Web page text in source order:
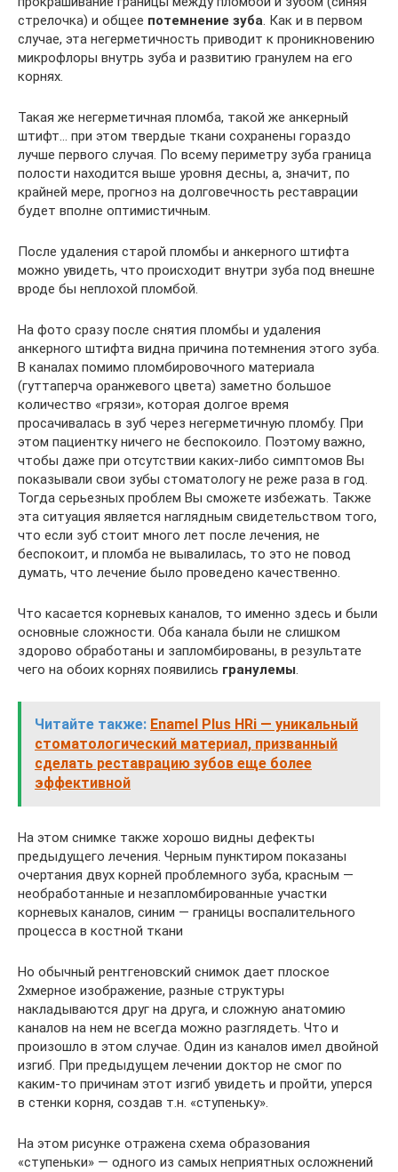
стрелочка) и общее потемнение зуба. Как и в первом
случае, эта негерметичность приводит к проникновению
микрофлоры внутрь зуба и развитию гранулем на его
корнях.
Такая же негерметичная пломба, такой же анкерный
штифт… при этом твердые ткани сохранены гораздо
лучше первого случая. По всему периметру зуба граница
полости находится выше уровня десны, а, значит, по
крайней мере, прогноз на долговечность реставрации
будет вполне оптимистичным.
После удаления старой пломбы и анкерного штифта
можно увидеть, что происходит внутри зуба под внешне
вроде бы неплохой пломбой.
На фото сразу после снятия пломбы и удаления
анкерного штифта видна причина потемнения этого зуба.
В каналах помимо пломбировочного материала
(гуттаперча оранжевого цвета) заметно большое
количество «грязи», которая долгое время
просачивалась в зуб через негерметичную пломбу. При
этом пациентку ничего не беспокоило. Поэтому важно,
чтобы даже при отсутствии каких-либо симптомов Вы
показывали свои зубы стоматологу не реже раза в год.
Тогда серьезных проблем Вы сможете избежать. Также
эта ситуация является наглядным свидетельством того,
что если зуб стоит много лет после лечения, не
беспокоит, и пломба не вывалилась, то это не повод
думать, что лечение было проведено качественно.
Что касается корневых каналов, то именно здесь и были
основные сложности. Оба канала были не слишком
здорово обработаны и запломбированы, в результате
чего на обоих корнях появились гранулемы.
Читайте также: Enamel Plus HRi — уникальный
стоматологический материал, призванный
сделать реставрацию зубов еще более
эффективной
На этом снимке также хорошо видны дефекты
предыдущего лечения. Черным пунктиром показаны
очертания двух корней проблемного зуба, красным —
необработанные и незапломбированные участки
корневых каналов, синим — границы воспалительного
процесса в костной ткани
Но обычный рентгеновский снимок дает плоское
2хмерное изображение, разные структуры
накладываются друг на друга, и сложную анатомию
каналов на нем не всегда можно разглядеть. Что и
произошло в этом случае. Один из каналов имел двойной
изгиб. При предыдущем лечении доктор не смог по
каким-то причинам этот изгиб увидеть и пройти, уперся
в стенки корня, создав т.н. «ступеньку».
На этом рисунке отражена схема образования
«ступеньки» — одного из самых неприятных осложнений